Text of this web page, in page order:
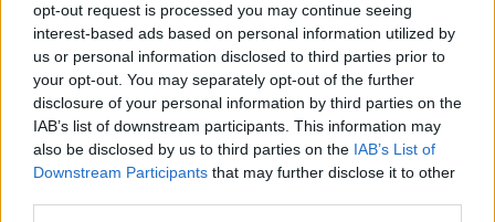
opt-out request is processed you may continue seeing
interest-based ads based on personal information utilized by
us or personal information disclosed to third parties prior to
your opt-out. You may separately opt-out of the further
disclosure of your personal information by third parties on the
IAB’s list of downstream participants. This information may
also be disclosed by us to third parties on the IAB’s List of
Downstream Participants that may further disclose it to other